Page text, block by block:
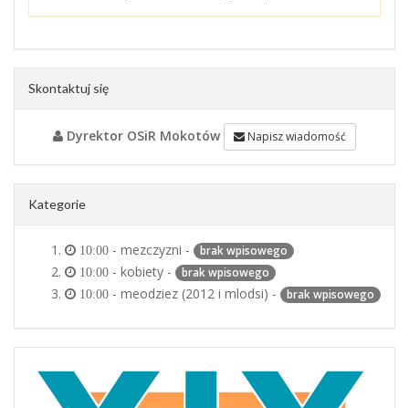
Skontaktuj się
Dyrektor OSiR Mokotów Napisz wiadomość
Kategorie
10:00 - mezczyzni - brak wpisowego
10:00 - kobiety - brak wpisowego
10:00 - meodziez (2012 i mlodsi) - brak wpisowego